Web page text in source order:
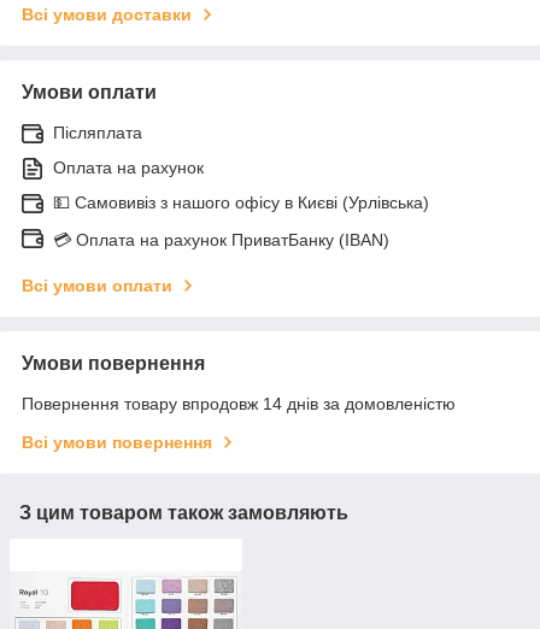
Всі умови доставки
Умови оплати
Післяплата
Оплата на рахунок
💵 Самовивіз з нашого офісу в Києві (Урлівська)
💳 Оплата на рахунок ПриватБанку (IBAN)
Всі умови оплати
Умови повернення
Повернення товару впродовж 14 днів за домовленістю
Всі умови повернення
З цим товаром також замовляють